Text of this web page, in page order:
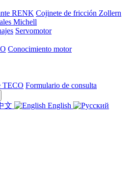
RENK Cojinete de fricción Zollern
Michell
Servomotor
Conocimiento motor
TECO Formulario de consulta
文
English